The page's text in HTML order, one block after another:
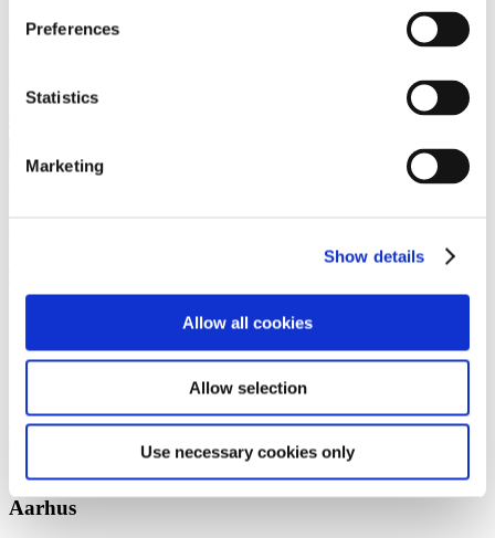
Preferences
Statistics
Marketing
Show details
Allow all cookies
Allow selection
Use necessary cookies only
Steen Puch Holm-Larsen
Axel Towers
+45 33 41 41 41
Aarhus